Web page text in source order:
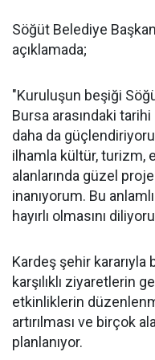
Söğüt Belediye
açıklamada;
"Kuruluşun beşiği
Bursa arasındaki tarihi
daha da
ilhamla kültür, turizm,
alanlarında güzel
inanıyorum. Bu
hayırlı olmasını
Kardeş şehir kararıyla
karşılıklı ziyaretlerin
etkinliklerin
artırılması ve birçok
planlanıyor.